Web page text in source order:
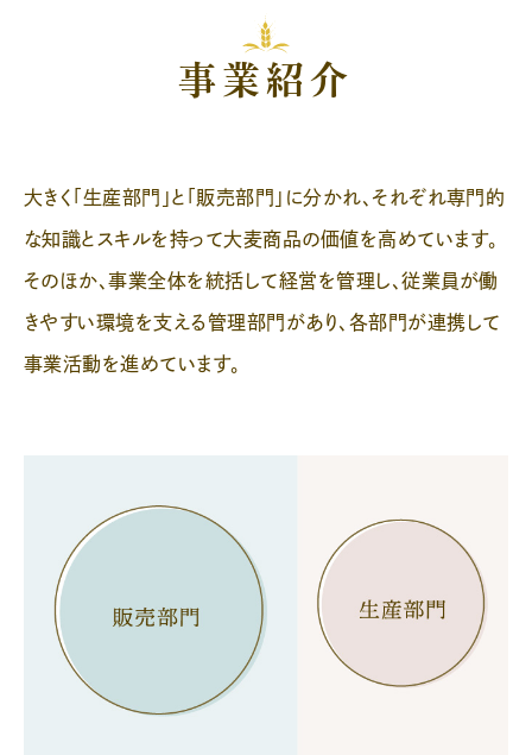
事業紹介
大きく「生産部門」と「販売部門」に分かれ、それぞれ専門的
な知識とスキルを持って大麦商品の価値を高めています。
そのほか、事業全体を統括して経営を管理し、従業員が働
きやすい環境を支える管理部門があり、各部門が連携して
事業活動を進めています。